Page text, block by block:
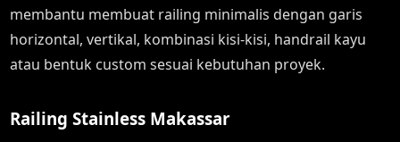
membantu membuat railing minimalis dengan garis
horizontal, vertikal, kombinasi kisi-kisi, handrail kayu
atau bentuk custom sesuai kebutuhan proyek.
Railing Stainless Makassar